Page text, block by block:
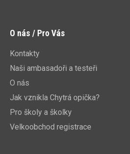
O nás / Pro Vás
Kontakty
Naši ambasadoři a testeři
O nás
Jak vznikla Chytrá opička?
Pro školy a školky
Velkoobchod registrace